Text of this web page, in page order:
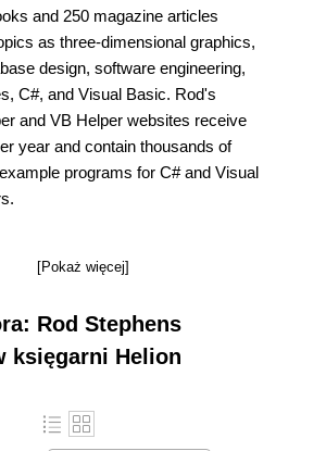
and 250 magazine articles
as three-dimensional graphics,
design, software engineering,
C#, and Visual Basic. Rod's
and VB Helper websites receive
year and contain thousands of
programs for C# and Visual
[Pokaż więcej]
Rod Stephens
księgarni Helion